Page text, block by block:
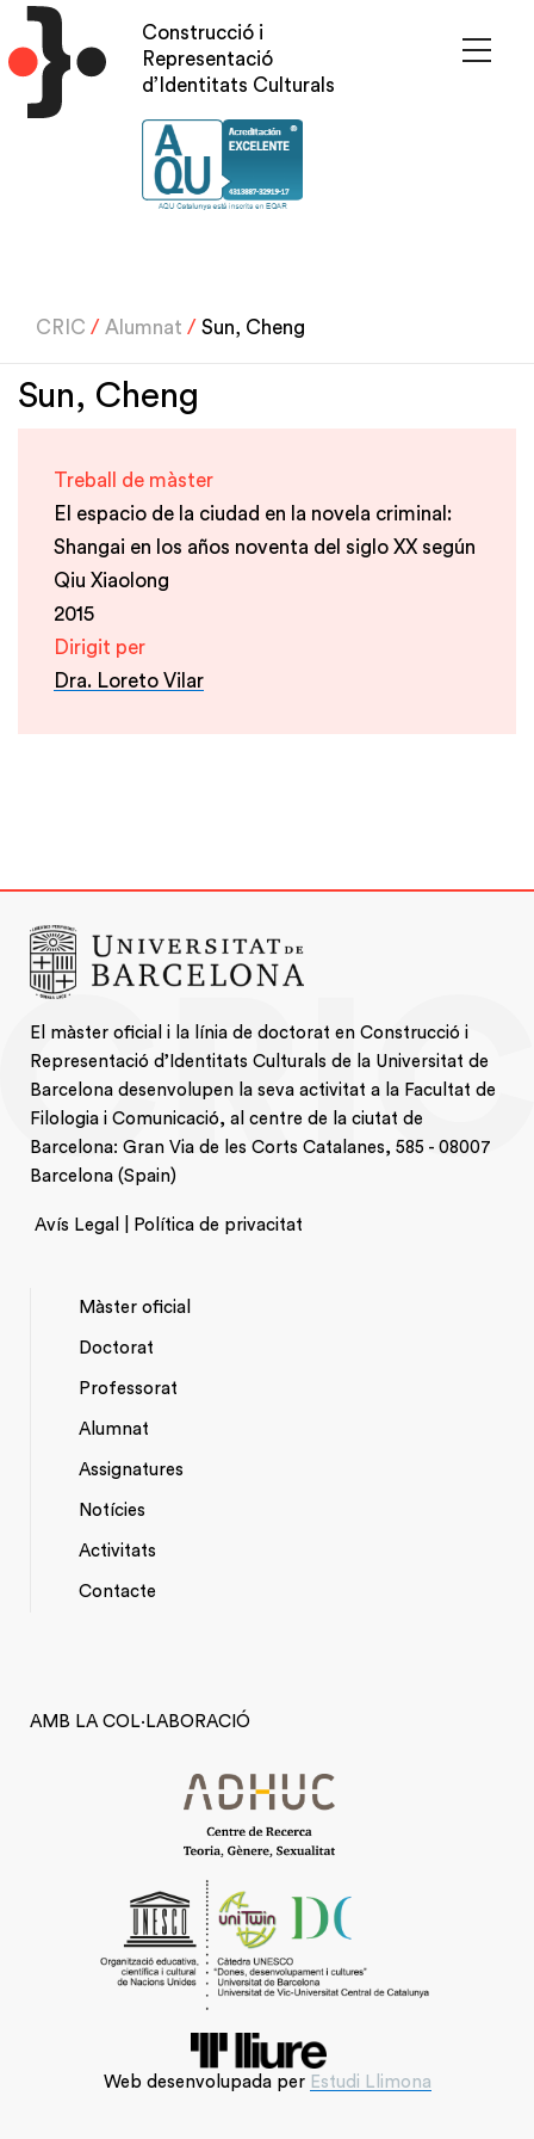
Vés
al
contingut
Construcció i
Representació
d’Identitats Culturals
CRIC / Alumnat / Sun, Cheng
Sun, Cheng
Treball de màster
El espacio de la ciudad en la novela criminal:
Shangai en los años noventa del siglo XX según
Qiu Xiaolong
2015
Dirigit per
Dra. Loreto Vilar
El màster oficial i la línia de doctorat en Construcció i
Representació d’Identitats Culturals de la Universitat de
Barcelona desenvolupen la seva activitat a la Facultat de
Filologia i Comunicació, al centre de la ciutat de
Barcelona: Gran Via de les Corts Catalanes, 585 - 08007
Barcelona (Spain)
Avís Legal | Política de privacitat
PRINCIPAL
Màster oficial
Doctorat
Professorat
Alumnat
Assignatures
MENU
Notícies
Activitats
Contacte
AMB LA COL·LABORACIÓ
Web desenvolupada per Estudi Llimona